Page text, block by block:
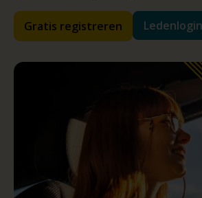
Gratis registreren Ledenlogin